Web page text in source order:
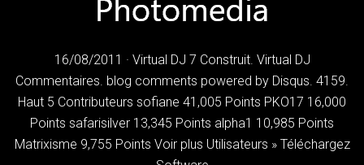
16/08/2011 · Virtual DJ 7 Construit. Virtual DJ
Commentaires. blog comments powered by Disqus. 4159.
Haut 5 Contributeurs sofiane 41,005 Points PKO17 16,000
Points safarisilver 13,345 Points alpha1 10,985 Points
Matrixisme 9,755 Points Voir plus Utilisateurs » Téléchargez